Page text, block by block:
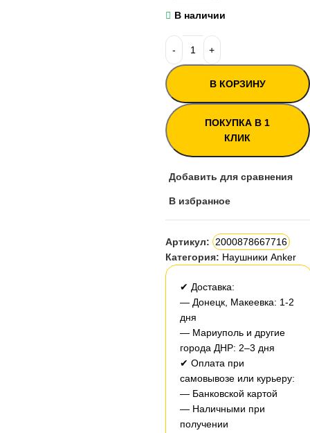
В наличии
В КОРЗИНУ
ПОКУПКА В 1
КЛИК
Добавить для сравнения
В избранное
Артикул:
2000878667716
Категория: Наушники Anker
✔ Доставка:
— Донецк, Макеевка: 1-2
дня
— Мариуполь и другие
города ДНР: 2–3 дня
✔ Оплата при
самовывозе или курьеру:
— Банковской картой
— Наличными при
получении